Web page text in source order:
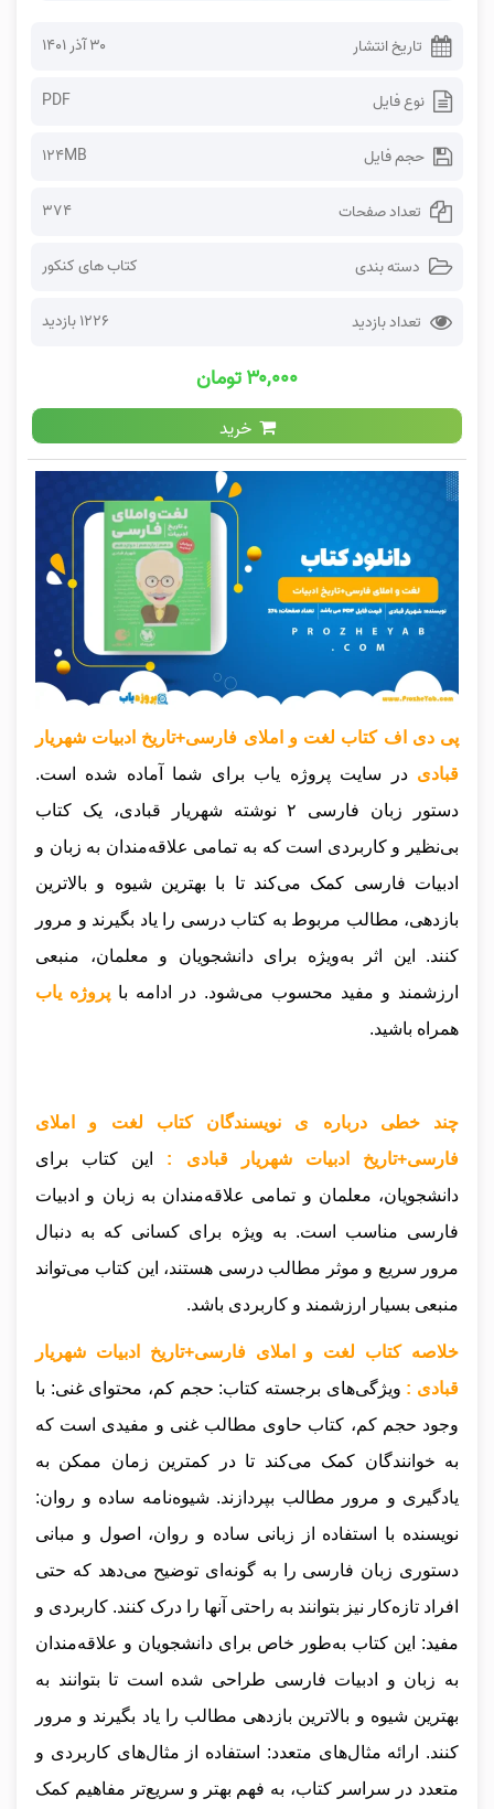
تاریخ انتشار ۳۰ آذر ۱۴۰۱
نوع فایل PDF
حجم فایل 124MB
تعداد صفحات 374
دسته بندی کتاب های کنکور
تعداد بازدید 1226 بازدید
۳۰,۰۰۰ تومان
خرید
پی دی اف کتاب لغت و املای فارسی+تاریخ ادبیات شهریار
قبادیدر سایت پروژه یاب برای شما آماده شده است.
دستور زبان فارسی ۲ نوشته شهریار قبادی، یک کتاب
بی‌نظیر و کاربردی است که به تمامی علاقه‌مندان به زبان و
ادبیات فارسی کمک می‌کند تا با بهترین شیوه و بالاترین
بازدهی، مطالب مربوط به کتاب درسی را یاد بگیرند و مرور
کنند. این اثر به‌ویژه برای دانشجویان و معلمان، منبعی
ارزشمند و مفید محسوب می‌شود. در ادامه با پروژه یاب
همراه باشید.
چند خطی درباره ی نویسندگان کتاب لغت و املای
فارسی+تاریخ ادبیات شهریار قبادی : این کتاب برای
دانشجویان، معلمان و تمامی علاقه‌مندان به زبان و ادبیات
فارسی مناسب است. به ویژه برای کسانی که به دنبال
مرور سریع و موثر مطالب درسی هستند، این کتاب می‌تواند
منبعی بسیار ارزشمند و کاربردی باشد.
خلاصه کتاب لغت و املای فارسی+تاریخ ادبیات شهریار
قبادی : ویژگی‌های برجسته کتاب: حجم کم، محتوای غنی: با
وجود حجم کم، کتاب حاوی مطالب غنی و مفیدی است که
به خوانندگان کمک می‌کند تا در کمترین زمان ممکن به
یادگیری و مرور مطالب بپردازند. شیوه‌نامه ساده و روان:
نویسنده با استفاده از زبانی ساده و روان، اصول و مبانی
دستوری زبان فارسی را به گونه‌ای توضیح می‌دهد که حتی
افراد تازه‌کار نیز بتوانند به راحتی آنها را درک کنند. کاربردی و
مفید: این کتاب به‌طور خاص برای دانشجویان و علاقه‌مندان
به زبان و ادبیات فارسی طراحی شده است تا بتوانند به
بهترین شیوه و بالاترین بازدهی مطالب را یاد بگیرند و مرور
کنند. ارائه مثال‌های متعدد: استفاده از مثال‌های کاربردی و
متعدد در سراسر کتاب، به فهم بهتر و سریع‌تر مفاهیم کمک